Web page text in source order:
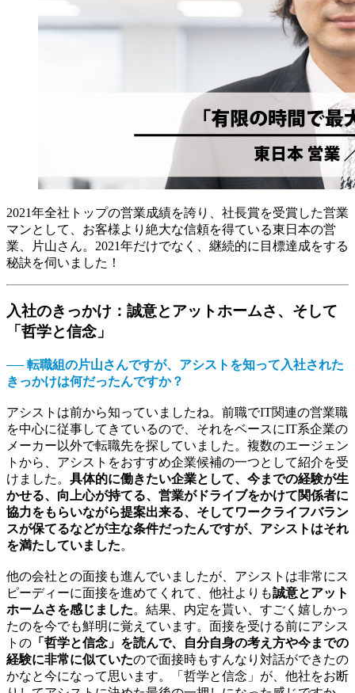
2021年全社トップの営業成績を誇り、社長賞を受賞した営業
マンとして、お客様より絶大な信頼を得ている東日本の営
業、片山さん。2021年だけでなく、継続的に目標達成をする
秘訣を伺いました！
入社のきっかけ：誠意とアットホームさ、そして
「哲学と信念」
── 転職組の片山さんですが、アシストを知って入社された
きっかけは何だったんですか？
アシストは前から知っていましたね。前職でIT関連の営業職
を中心に従事してきているので、それをベースにIT系企業の
メーカー以外で転職先を探していました。複数のエージェン
トから、アシストをおすすめ企業候補の一つとして紹介を受
けました。 具体的に働きたい企業として、今までの経験が生
かせる、向上心が持てる、営業がドライブをかけて関係者に
協力をもらいながら提案出来る、そしてワークライフバラン
スが保てるなどが主な条件だったんですが、アシストはそれ
を満たしていました。
他の会社との面接も進んでいましたが、アシストは非常にス
ピーディーに面接を進めてくれて、他社よりも誠意とアット
ホームさを感じました。結果、内定を貰い、すごく嬉しかっ
たのを今でも鮮明に覚えています。面接を受ける前にアシス
トの 「哲学と信念」を読んで、自分自身の考え方や今までの
経験に非常に似ていたので面接時もすんなり対話ができたの
かなと今になって思います。「哲学と信念」が、他社をお断